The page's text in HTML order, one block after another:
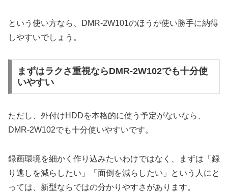
という使い方なら、DMR-2W101のほうが使い勝手に納得
しやすいでしょう。
まずはラクさ重視ならDMR-2W102でも十分使
いやすい
ただし、外付けHDDを本格的に使う予定がないなら、
DMR-2W102でも十分使いやすいです。
録画環境を細かく作り込みたいわけではなく、まずは「録
り逃しを減らしたい」「面倒を減らしたい」という人にと
っては、新型ならではの分かりやすさがあります。